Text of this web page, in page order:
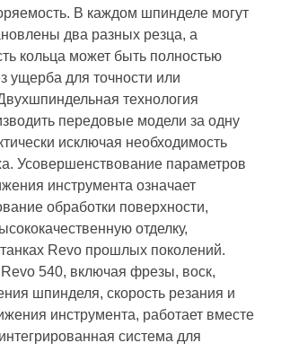
В каждом шпинделе могут
два разных резца, а
кольца может быть полностью
ущерба для точности или
технология
передовые модели за одну
исключая необходимость
Усовершенствование параметров
инструмента означает
обработки поверхности,
отделку,
Revo прошлых поколений.
540, включая фрезы, воск,
шпинделя, скорость резания и
инструмента, работает вместе
система для